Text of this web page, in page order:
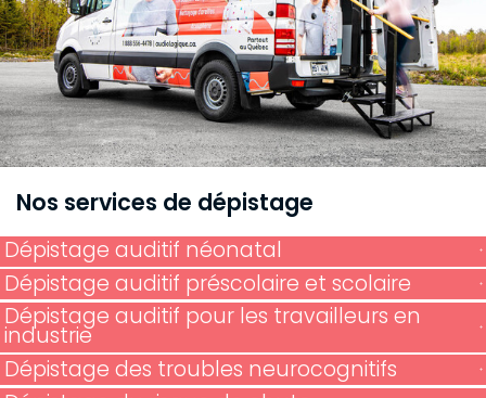
Nos services de dépistage
Dépistage auditif néonatal
Dépistage auditif préscolaire et scolaire
Dépistage auditif pour les travailleurs en
industrie
Dépistage des troubles neurocognitifs